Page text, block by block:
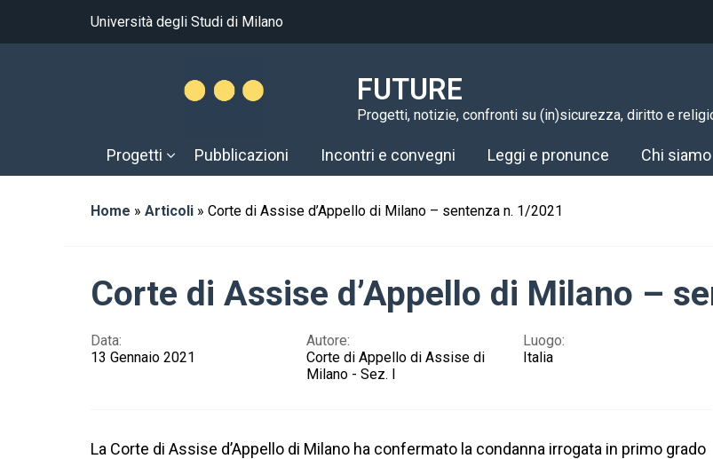
Università degli Studi di Milano
FUTURE
Progetti, notizie, confronti su (in)sicurezza, diritto e
Progetti Pubblicazioni Incontri e convegni Leggi e pronunce Chi siamo
Home » Articoli » Corte di Assise d’Appello di Milano – sentenza n. 1/2021
Corte di Assise d’Appello di Milano –
Data:
13 Gennaio 2021
Autore:
Corte di Appello di Assise di
Milano - Sez. I
Luogo:
Italia
La Corte di Assise d’Appello di Milano ha confermato la condanna irrogata in primo grado